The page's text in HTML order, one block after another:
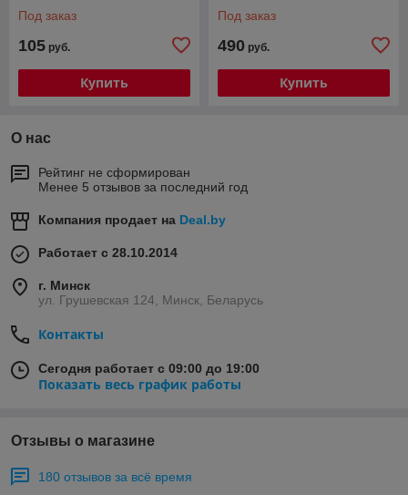
Под заказ
105 руб.
Купить
(Porsche Cayenne)
Под заказ
490 руб.
Купить
О нас
Рейтинг не сформирован
Менее 5 отзывов за последний год
Компания продает на Deal.by
Работает с 28.10.2014
г. Минск
ул. Грушевская 124, Минск, Беларусь
Контакты
Сегодня работает с 09:00 до 19:00
Показать весь график работы
Отзывы о магазине
180 отзывов за всё время